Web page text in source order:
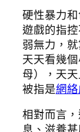
硬性暴力
遊戲的指
弱無力，
天天看幾
母），天
被指是網
相對而言